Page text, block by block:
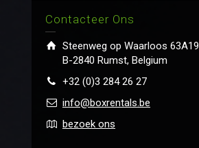
Contacteer Ons
Steenweg op Waarloos 63A19
B-2840 Rumst, Belgium
+32 (0)3 284 26 27
info@boxrentals.be
bezoek ons